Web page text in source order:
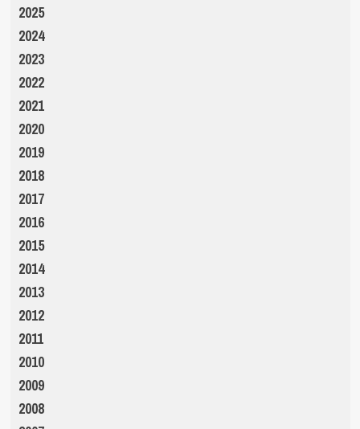
2025
2024
2023
2022
2021
2020
2019
2018
2017
2016
2015
2014
2013
2012
2011
2010
2009
2008